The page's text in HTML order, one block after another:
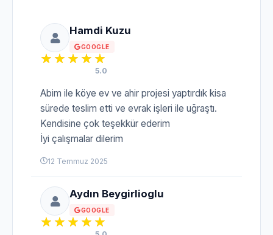
Hamdi Kuzu
GOOGLE
5.0
Abim ile köye ev ve ahir projesi yaptırdık kisa
sürede teslim etti ve evrak işleri ile uğraştı.
Kendisine çok teşekkür ederim
İyi çalışmalar dilerim
12 Temmuz 2025
Aydın Beygirlioglu
GOOGLE